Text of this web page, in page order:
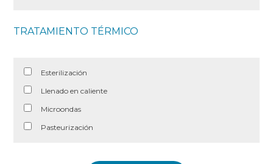
TRATAMIENTO TÉRMICO
Esterilización
Llenado en caliente
Microondas
Pasteurización